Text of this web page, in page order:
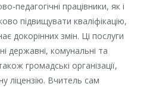
педагогічні працівники, як і
підвищувати кваліфікацію,
докорінних змін. Ці послуги
державні, комунальні та
громадські організації,
ліцензію. Вчитель сам